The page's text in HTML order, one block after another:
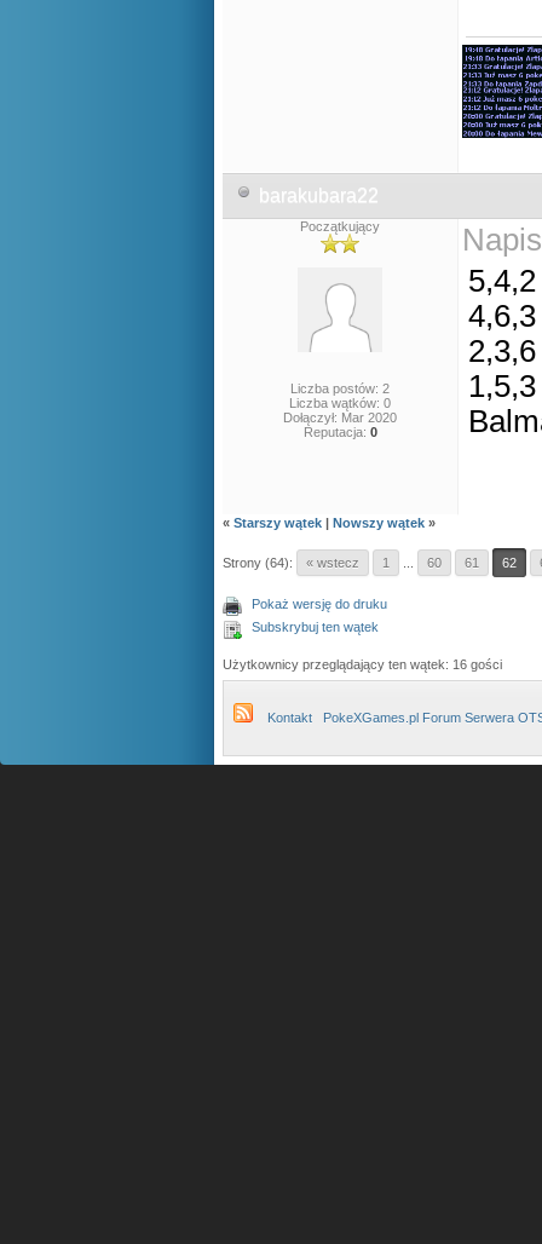
barakubara22
Początkujący
Liczba postów: 2
Liczba wątków: 0
Dołączył: Mar 2020
Reputacja: 0
5,4,2
4,6,3
2,3,6
1,5,3
« Starszy wątek | Nowszy wątek »
Strony (64): « wstecz 1 60 61 62
Pokaż wersję do druku
Subskrybuj ten wątek
Użytkownicy przeglądający ten wątek: 16 gości
Kontakt PokeXGames.pl Forum Serwera